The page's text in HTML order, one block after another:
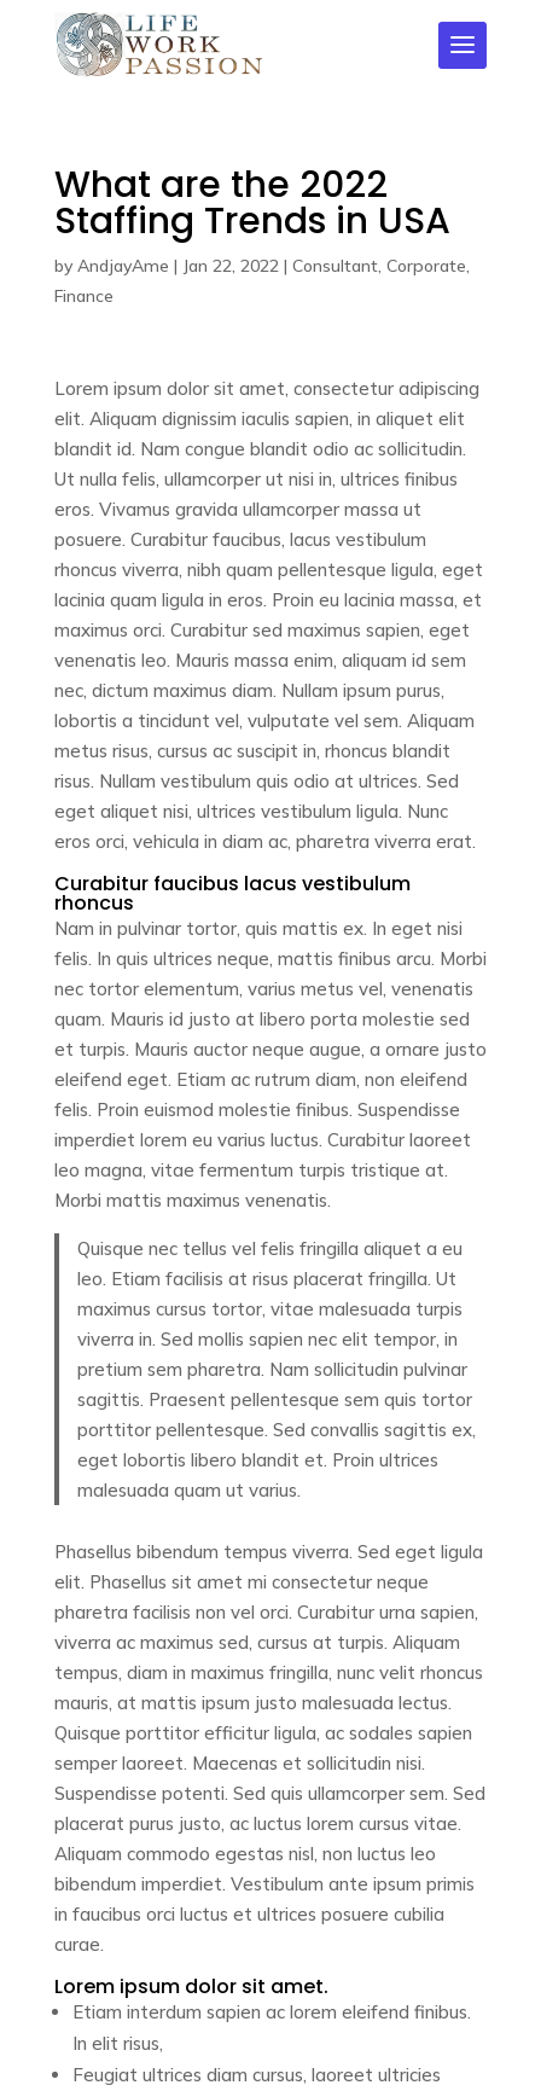
What are the 2022
Staffing Trends in USA
by AndjayAme | Jan 22, 2022| Consultant, Corporate,
Finance
Lorem ipsum dolor sit amet, consectetur adipiscing
elit. Aliquam dignissim iaculis sapien, in aliquet elit
blandit id. Nam congue blandit odio ac sollicitudin.
Ut nulla felis, ullamcorper ut nisi in, ultrices finibus
eros. Vivamus gravida ullamcorper massa ut
posuere. Curabitur faucibus, lacus vestibulum
rhoncus viverra, nibh quam pellentesque ligula, eget
lacinia quam ligula in eros. Proin eu lacinia massa, et
maximus orci. Curabitur sed maximus sapien, eget
venenatis leo. Mauris massa enim, aliquam id sem
nec, dictum maximus diam. Nullam ipsum purus,
lobortis a tincidunt vel, vulputate vel sem. Aliquam
metus risus, cursus ac suscipit in, rhoncus blandit
risus. Nullam vestibulum quis odio at ultrices. Sed
eget aliquet nisi, ultrices vestibulum ligula. Nunc
eros orci, vehicula in diam ac, pharetra viverra erat.
Curabitur faucibus lacus vestibulum
rhoncus
Nam in pulvinar tortor, quis mattis ex. In eget nisi
felis. In quis ultrices neque, mattis finibus arcu. Morbi
nec tortor elementum, varius metus vel, venenatis
quam. Mauris id justo at libero porta molestie sed
et turpis. Mauris auctor neque augue, a ornare justo
eleifend eget. Etiam ac rutrum diam, non eleifend
felis. Proin euismod molestie finibus. Suspendisse
imperdiet lorem eu varius luctus. Curabitur laoreet
leo magna, vitae fermentum turpis tristique at.
Morbi mattis maximus venenatis.
Quisque nec tellus vel felis fringilla aliquet a eu
leo. Etiam facilisis at risus placerat fringilla. Ut
maximus cursus tortor, vitae malesuada turpis
viverra in. Sed mollis sapien nec elit tempor, in
pretium sem pharetra. Nam sollicitudin pulvinar
sagittis. Praesent pellentesque sem quis tortor
porttitor pellentesque. Sed convallis sagittis ex,
eget lobortis libero blandit et. Proin ultrices
malesuada quam ut varius.
Phasellus bibendum tempus viverra. Sed eget ligula
elit. Phasellus sit amet mi consectetur neque
pharetra facilisis non vel orci. Curabitur urna sapien,
viverra ac maximus sed, cursus at turpis. Aliquam
tempus, diam in maximus fringilla, nunc velit rhoncus
mauris, at mattis ipsum justo malesuada lectus.
Quisque porttitor efficitur ligula, ac sodales sapien
semper laoreet. Maecenas et sollicitudin nisi.
Suspendisse potenti. Sed quis ullamcorper sem. Sed
placerat purus justo, ac luctus lorem cursus vitae.
Aliquam commodo egestas nisl, non luctus leo
bibendum imperdiet. Vestibulum ante ipsum primis
in faucibus orci luctus et ultrices posuere cubilia
curae.
Lorem ipsum dolor sit amet.
Etiam interdum sapien ac lorem eleifend finibus.
In elit risus,
Feugiat ultrices diam cursus, laoreet ultricies